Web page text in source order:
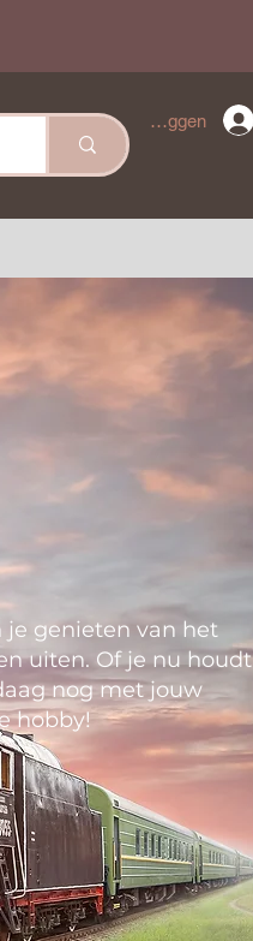
Inloggen
genieten van het
uiten. Of je nu houdt
nog met jouw
hobby!